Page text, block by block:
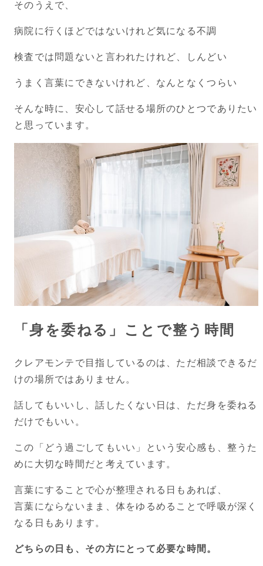
そのうえで、
病院に行くほどではないけれど気になる不調
検査では問題ないと言われたけれど、しんどい
うまく言葉にできないけれど、なんとなくつらい
そんな時に、安心して話せる場所のひとつでありたい
と思っています。
「身を委ねる」ことで整う時間
クレアモンテで目指しているのは、ただ相談できるだ
けの場所ではありません。
話してもいいし、話したくない日は、ただ身を委ねる
だけでもいい。
この「どう過ごしてもいい」という安心感も、整うた
めに大切な時間だと考えています。
言葉にすることで心が整理される日もあれば、
言葉にならないまま、体をゆるめることで呼吸が深く
なる日もあります。
どちらの日も、その方にとって必要な時間。